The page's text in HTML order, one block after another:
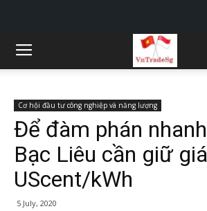
Cơ hội đầu tư công nghiệp và năng lượng
Để đàm phán
Bạc Liêu cần giữ
UScent/kWh
5 July, 2020